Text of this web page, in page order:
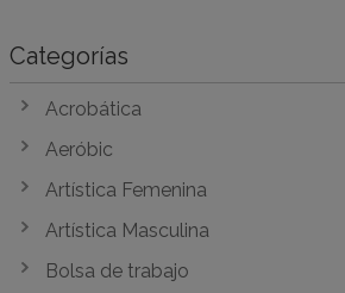
Categorías
Acrobática
Aeróbic
Artística Femenina
Artística Masculina
Bolsa de trabajo